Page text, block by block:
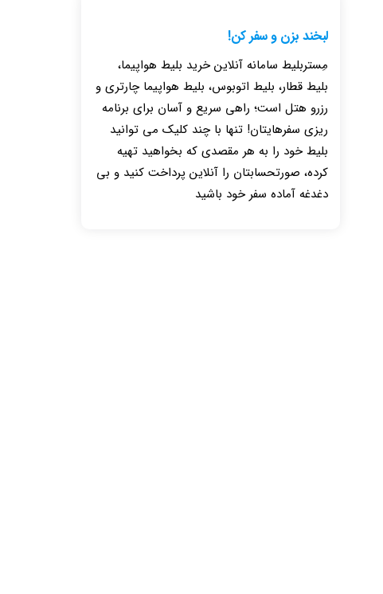
لبخند بزن و سفر کن!
مِستربلیط سامانه آنلاین خرید بلیط هواپیما،
بلیط قطار، بلیط اتوبوس، بلیط هواپیما چارتری و
رزرو هتل است؛ راهی سریع و آسان برای برنامه
ریزی سفرهایتان! تنها با چند کلیک می توانید
بلیط خود را به هر مقصدی که بخواهید تهیه
کرده، صورتحسابتان را آنلاین پرداخت کنید و بی
دغدغه آماده سفر خود باشید